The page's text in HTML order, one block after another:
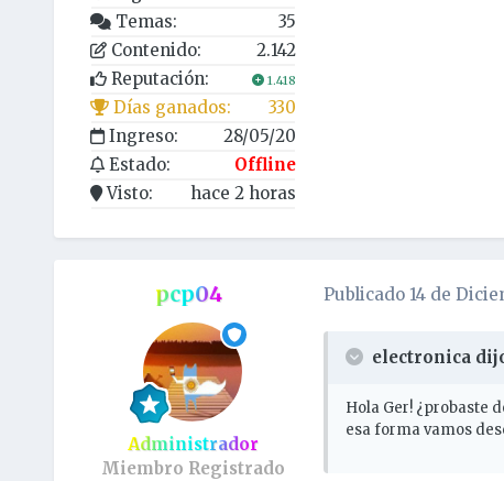
Temas:
35
Contenido:
2.142
Reputación:
1.418
Días ganados:
330
Ingreso:
28/05/20
Estado:
Offline
Visto:
hace 2 horas
pcp04
Administrador
Miembro Registrado
Publicado 14 de
electronica
Hola Ger! ¿probaste
esa forma vamos